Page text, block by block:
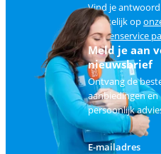
Vind je
makkelijk op
klantenservice
Meld je aan
nieuwsbrief
Ontvang de
aanbiedingen en
persoonlijk
E-mailadres